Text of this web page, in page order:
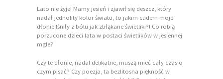
Lato nie żyje! Mamy jesień i zjawił się deszcz, który
nadał jednolity kolor światu, to jakim cudem moje
dłonie lśniły z bólu jak zbłąkane świetliki?! Co robią
porzucone dzieci lata w postaci świetlików w jesiennej
mgle?
Czy te dłonie, nadal delikatne, muszą mieć cały czas o
czym pisać? Czy poezja, ta bezlitosna piękność w